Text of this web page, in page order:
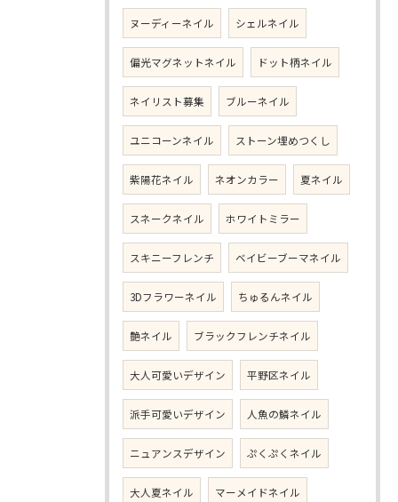
ヌーディーネイル シェルネイル
偏光マグネットネイル ドット柄ネイル
ネイリスト募集 ブルーネイル
ユニコーンネイル ストーン埋めつくし
紫陽花ネイル ネオンカラー 夏ネイル
スネークネイル ホワイトミラー
スキニーフレンチ ベイビーブーマネイル
3Dフラワーネイル ちゅるんネイル
艶ネイル ブラックフレンチネイル
大人可愛いデザイン 平野区ネイル
派手可愛いデザイン 人魚の鱗ネイル
ニュアンスデザイン ぷくぷくネイル
大人夏ネイル マーメイドネイル